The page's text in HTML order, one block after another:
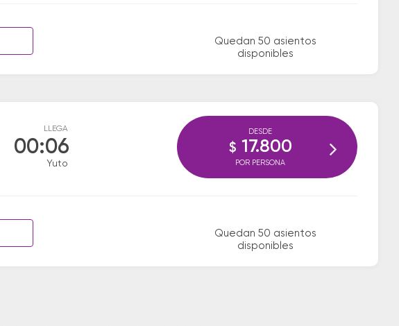
Quedan 50 asientos
disponibles
LLEGA
00:06
Yuto
Quedan 50 asientos
disponibles
DESDE
$ 17.800
POR PERSONA